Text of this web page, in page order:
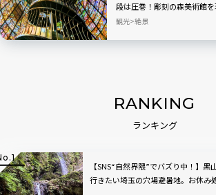
段は圧巻！彫刻の森美術館
観光 絶景
RANKING
ランキング
【SNS“自然界隈”でバズり中！】
行きたい埼玉の穴場避暑地。お休み